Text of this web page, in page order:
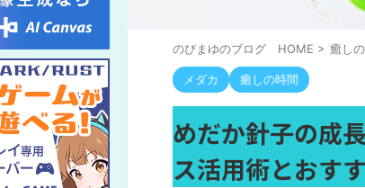
のぴまゆのブログ HOME > 癒し
メダカ 癒しの時間
めだか針子の成
ス活用術とおす